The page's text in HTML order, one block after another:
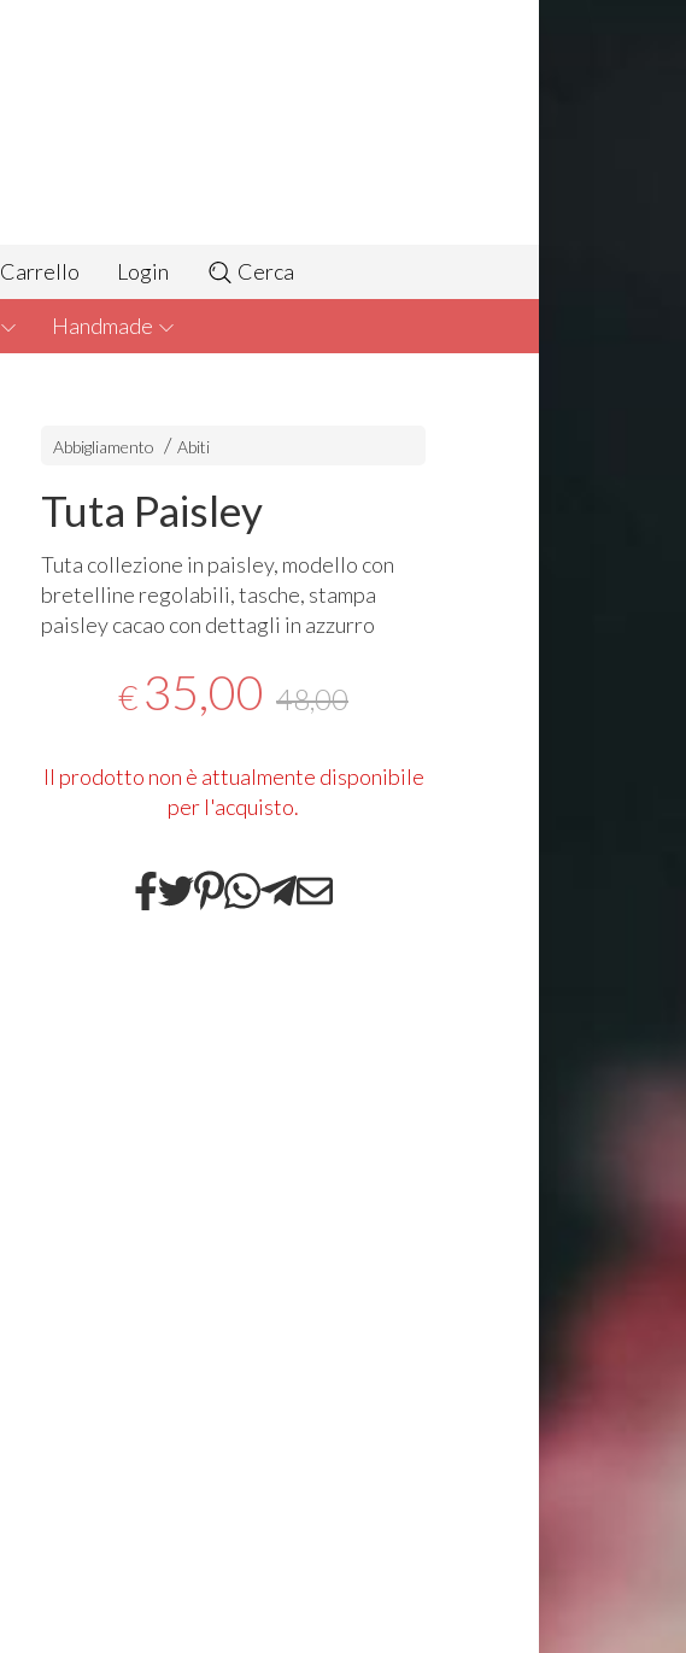
Carrello Login Cerca
Handmade
Abbigliamento Abiti
Tuta Paisley
Tuta collezione in paisley, modello con
bretelline regolabili, tasche, stampa
paisley cacao con dettagli in azzurro
€ 35,00 48,00
Il prodotto non è attualmente disponibile
per l'acquisto.